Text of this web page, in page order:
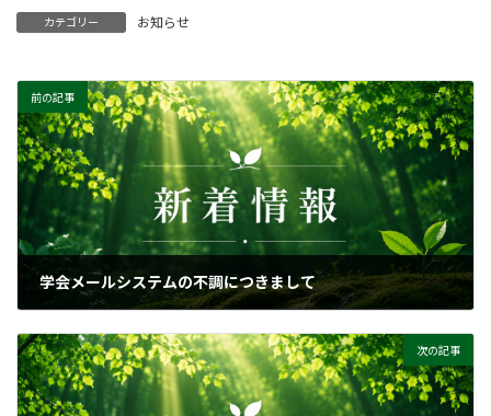
カテゴリー お知らせ
前の記事
学会メールシステムの不調につきまして
次の記事